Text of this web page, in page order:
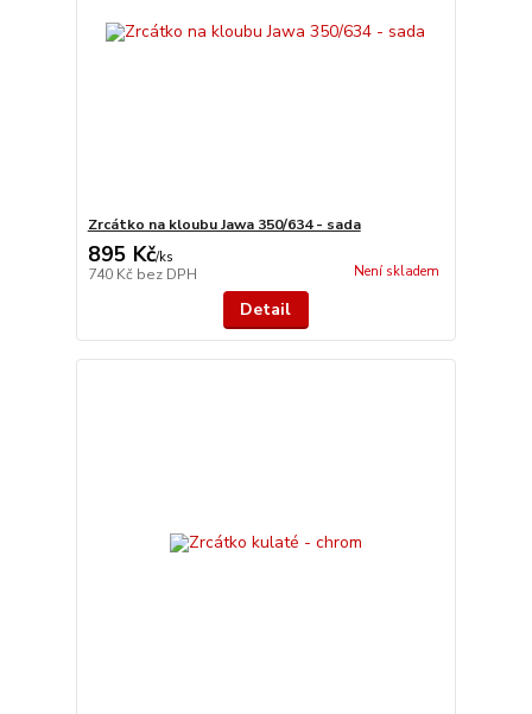
Zrcátko na kloubu Jawa 350/634 - sada
895 Kč/ks
740 Kč bez DPH Není skladem
Detail